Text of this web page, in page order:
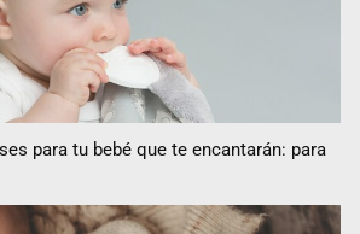
para tu bebé que te encantarán: para